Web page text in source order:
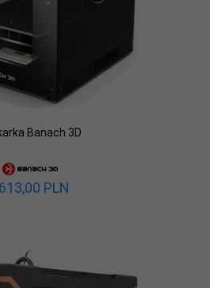
Banach 3D
00 PLN